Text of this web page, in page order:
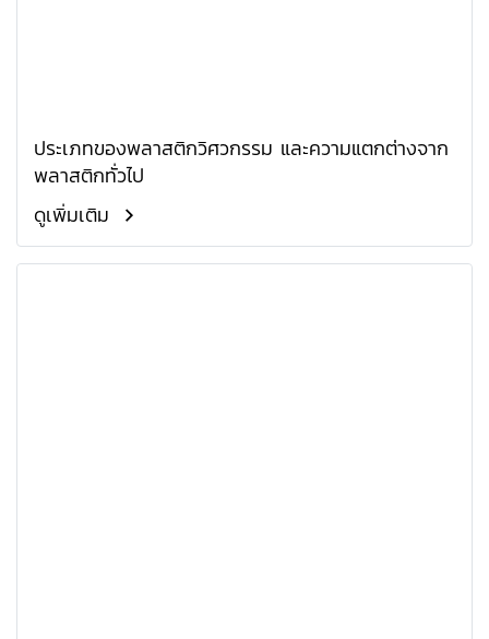
ประเภทของพลาสติกวิศวกรรม และความแตกต่างจาก
พลาสติกทั่วไป
ดูเพิ่มเติม